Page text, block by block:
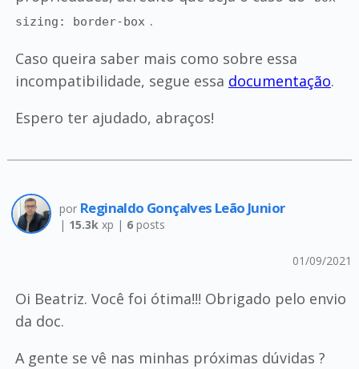
sizing: border-box .
Caso queira saber mais como sobre essa
incompatibilidade, segue essa documentação.
Espero ter ajudado, abraços!
por Reginaldo Gonçalves Leão Junior
| 15.3k xp | 6posts
01/09/2021
Oi Beatriz. Você foi ótima!!! Obrigado pelo envio
da doc.
A gente se vê nas minhas próximas dúvidas ?